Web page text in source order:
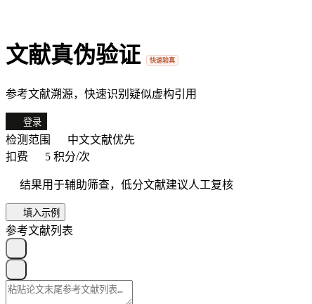
文献真伪验证 快速验真
参考文献溯源，快速识别疑似虚构引用
登录
检测范围
中文文献优先
扣费
5 积分/次
结果用于辅助筛查，低分文献建议人工复核
填入示例
参考文献列表